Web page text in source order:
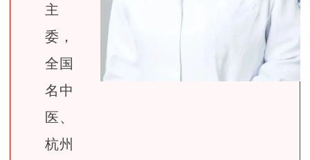
主
委，
全国
名中
医、
杭州